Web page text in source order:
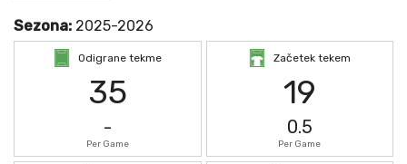
Sezona: 2025-2026
Odigrane tekme
35
-
Per Game
Začetek tekem
19
0.5
Per Game